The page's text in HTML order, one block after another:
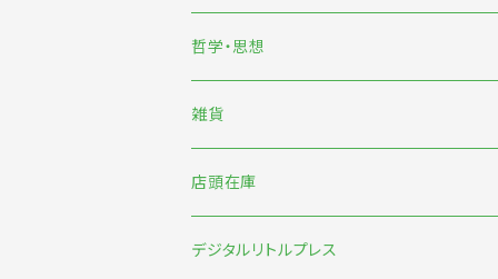
くまおり純
哲学・思想
雑貨
店頭在庫
新刊台
デジタルリトルプレス